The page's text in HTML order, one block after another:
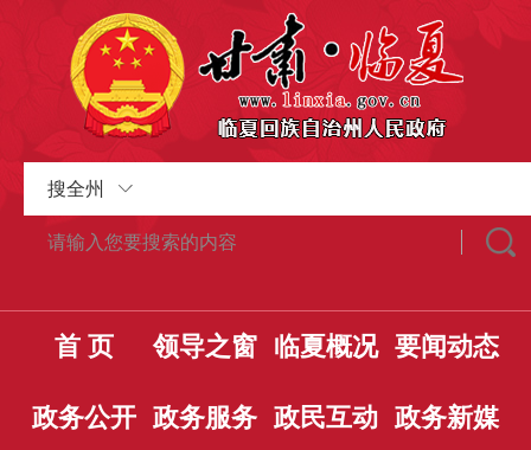
搜全州
首 页 领导之窗 临夏概况 要闻动态
政务公开 政务服务 政民互动 政务新媒